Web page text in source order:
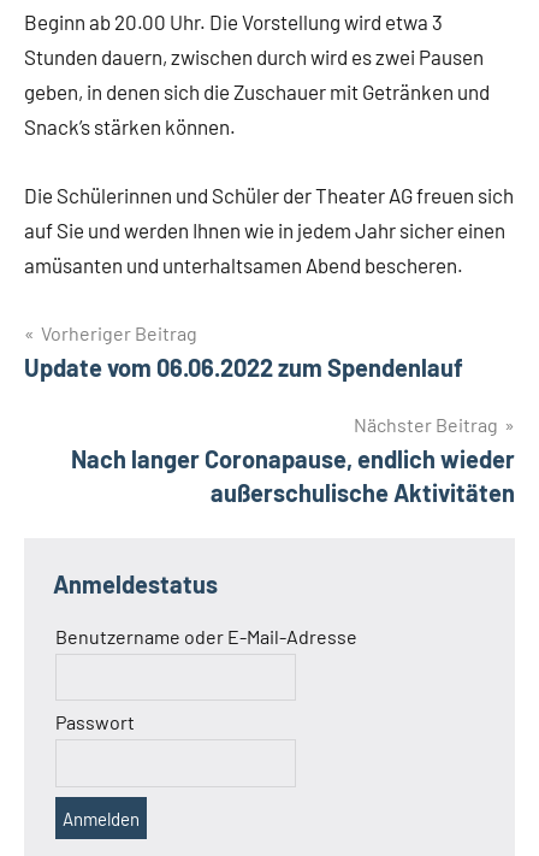
Beginn ab 20.00 Uhr. Die Vorstellung wird etwa 3
Stunden dauern, zwischen durch wird es zwei Pausen
geben, in denen sich die Zuschauer mit Getränken und
Snack’s stärken können.
Die Schülerinnen und Schüler der Theater AG freuen sich
auf Sie und werden Ihnen wie in jedem Jahr sicher einen
amüsanten und unterhaltsamen Abend bescheren.
Beitragsnavigation
Vorheriger Beitrag
Update vom 06.06.2022 zum Spendenlauf
Nächster Beitrag
Nach langer Coronapause, endlich wieder
außerschulische Aktivitäten
Anmeldestatus
Benutzername oder E-Mail-Adresse
Passwort